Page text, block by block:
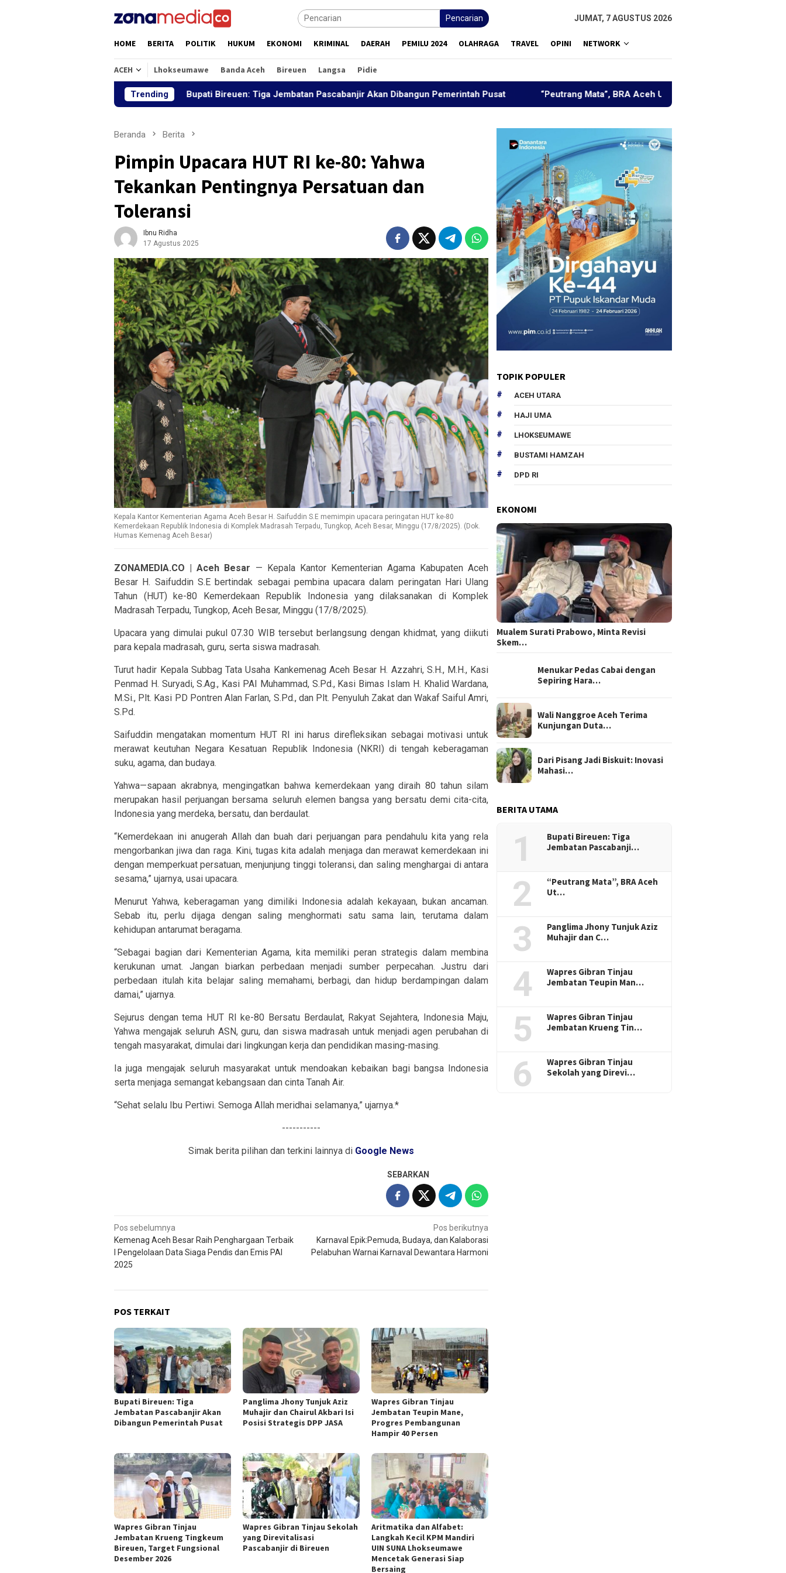
Pencarian JUMAT, 7 AGUSTUS 2026
HOME BERITA POLITIK HUKUM EKONOMI KRIMINAL DAERAH PEMILU 2024 OLAHRAGA TRAVEL OPINI NETWORK
ACEH Lhokseumawe Banda Aceh Bireuen Langsa Pidie
Trending
Bupati Bireuen: Tiga Jembatan Pascabanjir Akan Dibangun Pemerintah Pusat “Peutrang Mata”, BRA Aceh Utara Himpun Berbagai Elemen Bahas
Beranda Berita
Pimpin Upacara HUT RI ke-80: Yahwa
Tekankan Pentingnya Persatuan dan
Toleransi
Ibnu Ridha
17 Agustus 2025
Kepala Kantor Kementerian Agama Aceh Besar H. Saifuddin S.E memimpin upacara peringatan HUT ke-80
Kemerdekaan Republik Indonesia di Komplek Madrasah Terpadu, Tungkop, Aceh Besar, Minggu (17/8/2025). (Dok.
Humas Kemenag Aceh Besar)
ZONAMEDIA.CO | Aceh Besar — Kepala Kantor Kementerian Agama Kabupaten Aceh
Besar H. Saifuddin S.E bertindak sebagai pembina upacara dalam peringatan Hari Ulang
Tahun (HUT) ke-80 Kemerdekaan Republik Indonesia yang dilaksanakan di Komplek
Madrasah Terpadu, Tungkop, Aceh Besar, Minggu (17/8/2025).
Upacara yang dimulai pukul 07.30 WIB tersebut berlangsung dengan khidmat, yang diikuti
para kepala madrasah, guru, serta siswa madrasah.
Turut hadir Kepala Subbag Tata Usaha Kankemenag Aceh Besar H. Azzahri, S.H., M.H., Kasi
Penmad H. Suryadi, S.Ag., Kasi PAI Muhammad, S.Pd., Kasi Bimas Islam H. Khalid Wardana,
M.Si., Plt. Kasi PD Pontren Alan Farlan, S.Pd., dan Plt. Penyuluh Zakat dan Wakaf Saiful Amri,
S.Pd.
Saifuddin mengatakan momentum HUT RI ini harus direfleksikan sebagai motivasi untuk
merawat keutuhan Negara Kesatuan Republik Indonesia (NKRI) di tengah keberagaman
suku, agama, dan budaya.
Yahwa—sapaan akrabnya, mengingatkan bahwa kemerdekaan yang diraih 80 tahun silam
merupakan hasil perjuangan bersama seluruh elemen bangsa yang bersatu demi cita-cita,
Indonesia yang merdeka, bersatu, dan berdaulat.
“Kemerdekaan ini anugerah Allah dan buah dari perjuangan para pendahulu kita yang rela
mengorbankan jiwa dan raga. Kini, tugas kita adalah menjaga dan merawat kemerdekaan ini
dengan memperkuat persatuan, menjunjung tinggi toleransi, dan saling menghargai di antara
sesama,” ujarnya, usai upacara.
Menurut Yahwa, keberagaman yang dimiliki Indonesia adalah kekayaan, bukan ancaman.
Sebab itu, perlu dijaga dengan saling menghormati satu sama lain, terutama dalam
kehidupan antarumat beragama.
“Sebagai bagian dari Kementerian Agama, kita memiliki peran strategis dalam membina
kerukunan umat. Jangan biarkan perbedaan menjadi sumber perpecahan. Justru dari
perbedaan itulah kita belajar saling memahami, berbagi, dan hidup berdampingan dalam
damai,” ujarnya.
Sejurus dengan tema HUT RI ke-80 Bersatu Berdaulat, Rakyat Sejahtera, Indonesia Maju,
Yahwa mengajak seluruh ASN, guru, dan siswa madrasah untuk menjadi agen perubahan di
tengah masyarakat, dimulai dari lingkungan kerja dan pendidikan masing-masing.
Ia juga mengajak seluruh masyarakat untuk mendoakan kebaikan bagi bangsa Indonesia
serta menjaga semangat kebangsaan dan cinta Tanah Air.
“Sehat selalu Ibu Pertiwi. Semoga Allah meridhai selamanya,” ujarnya.*
-----------
Simak berita pilihan dan terkini lainnya di Google News
SEBARKAN
Navigasi
pos
Pos sebelumnya
Kemenag Aceh Besar Raih Penghargaan Terbaik
I Pengelolaan Data Siaga Pendis dan Emis PAI
2025
Pos berikutnya
Karnaval Epik:Pemuda, Budaya, dan Kalaborasi
Pelabuhan Warnai Karnaval Dewantara Harmoni
POS TERKAIT
Bupati Bireuen: Tiga
Jembatan Pascabanjir Akan
Dibangun Pemerintah Pusat
Panglima Jhony Tunjuk Aziz
Muhajir dan Chairul Akbari Isi
Posisi Strategis DPP JASA
Wapres Gibran Tinjau
Jembatan Teupin Mane,
Progres Pembangunan
Hampir 40 Persen
Wapres Gibran Tinjau
Jembatan Krueng Tingkeum
Bireuen, Target Fungsional
Desember 2026
Wapres Gibran Tinjau Sekolah
yang Direvitalisasi
Pascabanjir di Bireuen
Aritmatika dan Alfabet:
Langkah Kecil KPM Mandiri
UIN SUNA Lhokseumawe
Mencetak Generasi Siap
Bersaing
TOPIK POPULER
ACEH UTARA
HAJI UMA
LHOKSEUMAWE
BUSTAMI HAMZAH
DPD RI
EKONOMI
Mualem Surati Prabowo, Minta Revisi
Skem…
Menukar Pedas Cabai dengan
Sepiring Hara…
Wali Nanggroe Aceh Terima
Kunjungan Duta…
Dari Pisang Jadi Biskuit: Inovasi
Mahasi…
BERITA UTAMA
1
Bupati Bireuen: Tiga
Jembatan Pascabanji…
2
“Peutrang Mata”, BRA Aceh
Ut…
3
Panglima Jhony Tunjuk Aziz
Muhajir dan C…
4
Wapres Gibran Tinjau
Jembatan Teupin Man…
5
Wapres Gibran Tinjau
Jembatan Krueng Tin…
6
Wapres Gibran Tinjau
Sekolah yang Direvi…